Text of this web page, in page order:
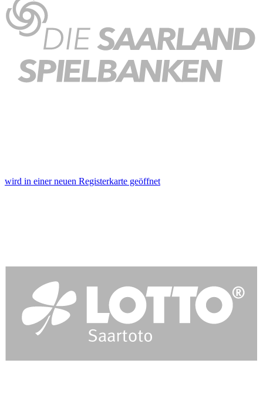
wird in einer neuen Registerkarte geöffnet